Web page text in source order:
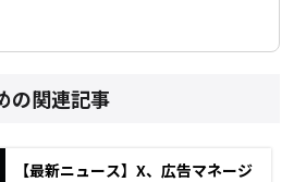
の関連記事
【最新ニュース】X、広告マネージ